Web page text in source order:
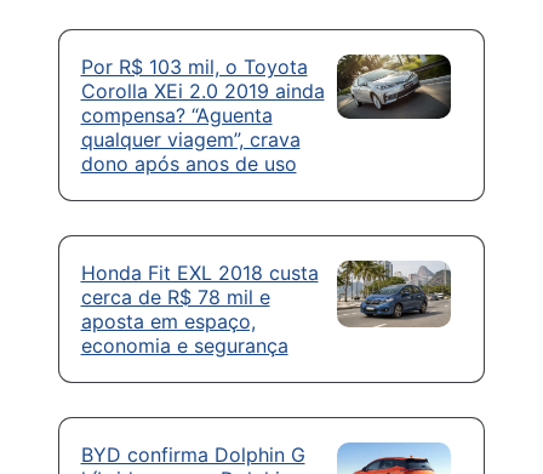
Por R$ 103 mil, o Toyota
Corolla XEi 2.0 2019 ainda
compensa? “Aguenta
qualquer viagem”, crava
dono após anos de uso
Honda Fit EXL 2018 custa
cerca de R$ 78 mil e
aposta em espaço,
economia e segurança
BYD confirma Dolphin G